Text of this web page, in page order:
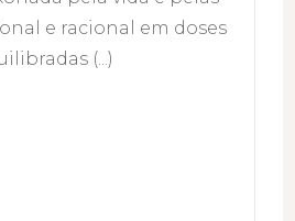
e racional em doses
(...)